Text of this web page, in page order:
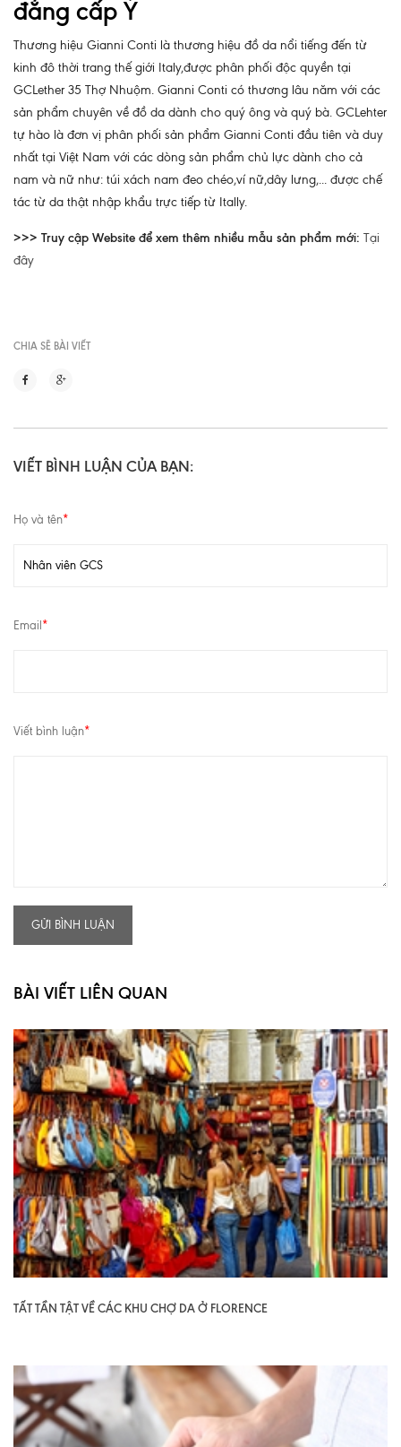
đẳng cấp Ý
Thương hiệu Gianni Conti là thương hiệu đồ da nổi tiếng đến từ
kinh đô thời trang thế giới Italy,được phân phối độc quyền tại
GCLether 35 Thợ Nhuộm. Gianni Conti có thương lâu năm với các
sản phẩm chuyên về đồ da dành cho quý ông và quý bà. GCLehter
tự hào là đơn vị phân phối sản phẩm Gianni Conti đầu tiên và duy
nhất tại Việt Nam với các dòng sản phẩm chủ lực dành cho cả
nam và nữ như: túi xách nam đeo chéo,ví nữ,dây lưng,... được chế
tác từ da thật nhập khẩu trực tiếp từ Itally.
>>> Truy cập Website để xem thêm nhiều mẫu sản phẩm mới: Tại
đây
CHIA SẼ BÀI VIẾT
VIẾT BÌNH LUẬN CỦA BẠN:
Họ và tên*
Email *
Viết bình luận*
GỬI BÌNH LUẬN
BÀI VIẾT LIÊN QUAN
TẤT TẦN TẬT VỀ CÁC KHU CHỢ DA Ở FLORENCE